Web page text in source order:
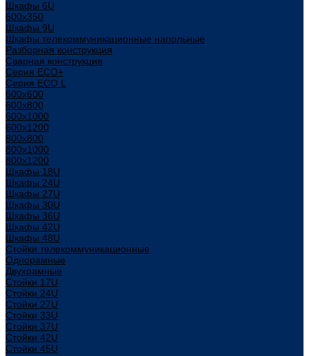
Шкафы 6U
600x350
Шкафы 9U
Шкафы телекоммуникационные напольные
Разборная конструкция
Сварная конструкция
Серия ECO+
Серия ECO L
600x600
600x800
600х1000
600х1200
800x800
800х1000
800х1200
Шкафы 18U
Шкафы 24U
Шкафы 27U
Шкафы 30U
Шкафы 36U
Шкафы 42U
Шкафы 48U
Стойки телекоммуникационные
Однорамные
Двухрамные
Стойки 17U
Стойки 24U
Стойки 27U
Стойки 33U
Стойки 37U
Стойки 42U
Стойки 45U